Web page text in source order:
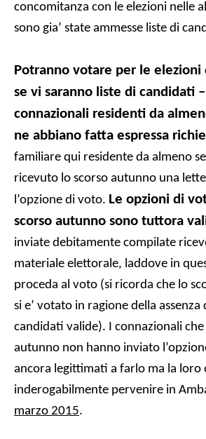
concomitanza con le elezioni nelle
sono gia’ state ammesse liste di
Potranno votare per le elezioni
se vi saranno liste di candidati
connazionali residenti da
ne abbiano fatta espressa
familiare qui residente da almeno
ricevuto lo scorso autunno una
l’opzione di voto. Le opzioni di
scorso autunno sono tuttora
inviate debitamente compilate
materiale elettorale, laddove in
proceda al voto (si ricorda che lo
si e’ votato in ragione della assenza
candidati valide). I connazionali che
autunno non hanno inviato
ancora legittimati a farlo ma la loro
inderogabilmente pervenire in
marzo 2015.